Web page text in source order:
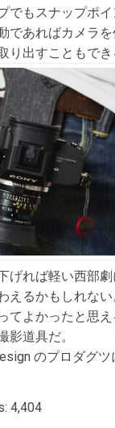
でもスナップポ
であればカメラ
り出すこともでき
げれば軽い西部
えるかもしれない
てよかったと思
影道具だ。
のプロダグ
4,404